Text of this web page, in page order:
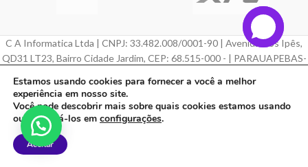
C A Informatica Ltda | CNPJ: 33.482.008/0001-90 | Avenida Dos Ipês,
QD31 LT23, Bairro Cidade Jardim, CEP: 68.515-000 - | PARAUAPEBAS-
Feito com ❤ por Agência ZeroumStudio
Estamos usando cookies para fornecer a você a melhor
experiência em nosso site.
Você pode descobrir mais sobre quais cookies estamos usando
ou desativá-los em configurações.
Aceitar